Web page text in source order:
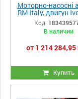
Моторно-насосні
RM Italy, двигун
MNSX 01 і насоса
F33 K100H/3 - 83
(61kWt)
Код:
В наличии
от 1 214 284,95
Купить